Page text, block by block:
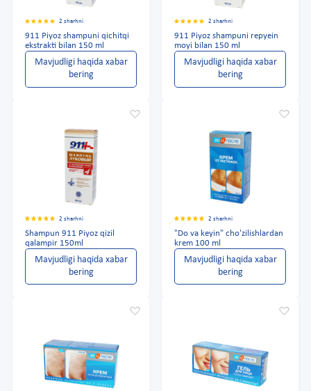
2 sharhni
911 Piyoz shampuni qichitqi
ekstrakti bilan 150 ml
Mavjudligi haqida xabar
bering
2 sharhni
911 Piyoz shampuni repyein
moyi bilan 150 ml
Mavjudligi haqida xabar
bering
2 sharhni
Shampun 911 Piyoz qizil
qalampir 150ml
Mavjudligi haqida xabar
bering
2 sharhni
"Do va keyin" cho'zilishlardan
krem 100 ml
Mavjudligi haqida xabar
bering